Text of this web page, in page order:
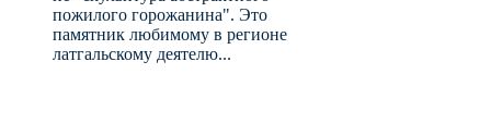
пожилого горожанина". Это
памятник любимому в регионе
латгальскому деятелю...